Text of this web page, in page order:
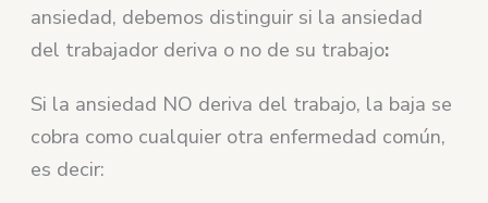
ansiedad, debemos distinguir si la ansiedad
del trabajador deriva o no de su trabajo:
Si la ansiedad NO deriva del trabajo, la baja se
cobra como cualquier otra enfermedad común,
es decir: